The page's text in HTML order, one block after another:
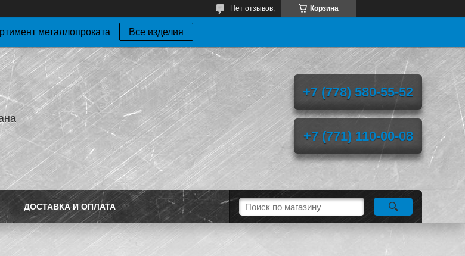
Корзина
Нет отзывов,
металлопроката Все изделия
+7 (778) 580-55-52
+7 (771) 110-00-08
ДОСТАВКА И ОПЛАТА